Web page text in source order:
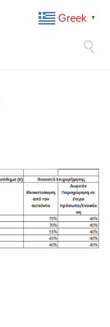

Greek ▼